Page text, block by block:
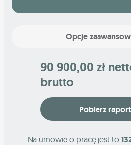
Opcje
90 900,00 zł
brutto
Pobierz raport
Na umowie o pracę jest to